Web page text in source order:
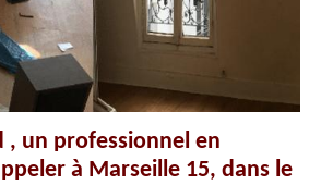
, un professionnel en
à Marseille 15, dans le